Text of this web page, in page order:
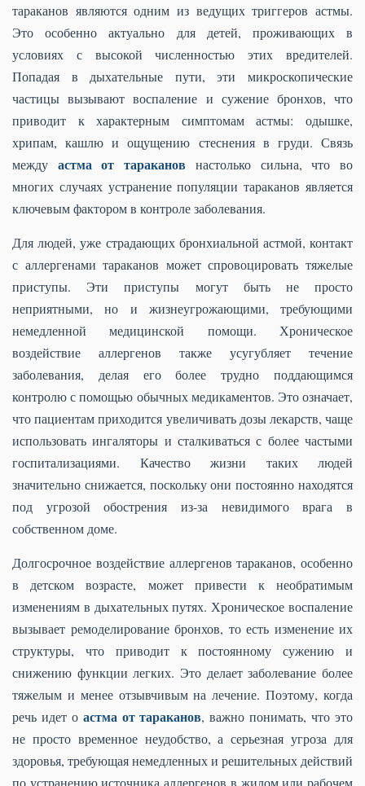
тараканов являются одним из ведущих триггеров астмы.
Это особенно актуально для детей, проживающих в
условиях с высокой численностью этих вредителей.
Попадая в дыхательные пути, эти микроскопические
частицы вызывают воспаление и сужение бронхов, что
приводит к характерным симптомам астмы: одышке,
хрипам, кашлю и ощущению стеснения в груди. Связь
между астма от тараканов настолько сильна, что во
многих случаях устранение популяции тараканов является
ключевым фактором в контроле заболевания.
Для людей, уже страдающих бронхиальной астмой, контакт
с аллергенами тараканов может спровоцировать тяжелые
приступы. Эти приступы могут быть не просто
неприятными, но и жизнеугрожающими, требующими
немедленной медицинской помощи. Хроническое
воздействие аллергенов также усугубляет течение
заболевания, делая его более трудно поддающимся
контролю с помощью обычных медикаментов. Это означает,
что пациентам приходится увеличивать дозы лекарств, чаще
использовать ингаляторы и сталкиваться с более частыми
госпитализациями. Качество жизни таких людей
значительно снижается, поскольку они постоянно находятся
под угрозой обострения из-за невидимого врага в
собственном доме.
Долгосрочное воздействие аллергенов тараканов, особенно
в детском возрасте, может привести к необратимым
изменениям в дыхательных путях. Хроническое воспаление
вызывает ремоделирование бронхов, то есть изменение их
структуры, что приводит к постоянному сужению и
снижению функции легких. Это делает заболевание более
тяжелым и менее отзывчивым на лечение. Поэтому, когда
речь идет о астма от тараканов, важно понимать, что это
не просто временное неудобство, а серьезная угроза для
здоровья, требующая немедленных и решительных действий
по устранению источника аллергенов в жилом или рабочем